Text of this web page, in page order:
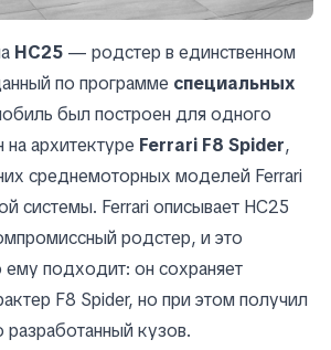
HC25 — родстер в единственном
по программе специальных
был построен для одного
на архитектуре Ferrari F8 Spider,
среднемоторных моделей Ferrari
системы. Ferrari описывает HC25
родстер, и это
ему подходит: он сохраняет
F8 Spider, но при этом получил
разработанный кузов.